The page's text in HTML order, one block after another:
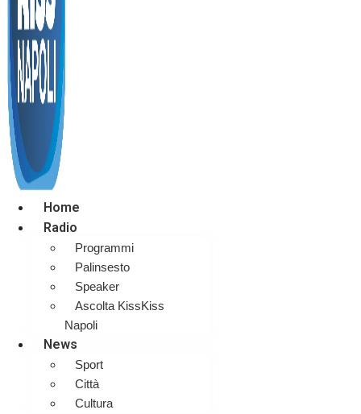
Home
Radio
Programmi
Palinsesto
Speaker
Ascolta KissKiss
Napoli
News
Sport
Città
Cultura